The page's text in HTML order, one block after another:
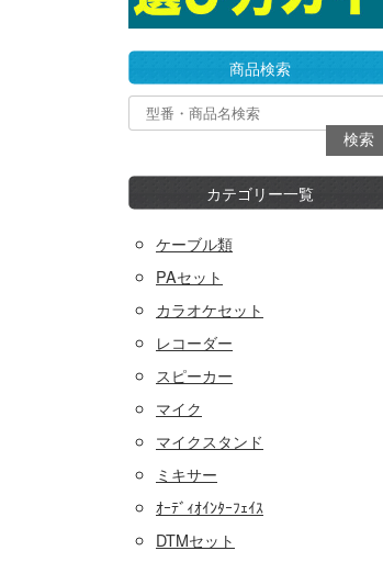
商品検索
カテゴリー一覧
ケーブル類
PAセット
カラオケセット
レコーダー
スピーカー
マイク
マイクスタンド
ミキサー
ｵｰﾃﾞｨｵｲﾝﾀｰﾌｪｲｽ
DTMセット